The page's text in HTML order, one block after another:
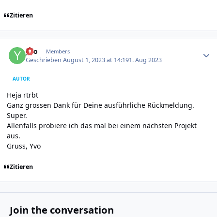
Zitieren
yvo Members
GeschriebenAugust 1, 2023 at 14:191. Aug 2023
AUTOR
Heja rtrbt
Ganz grossen Dank für Deine ausführliche Rückmeldung.
Super.
Allenfalls probiere ich das mal bei einem nächsten Projekt
aus.
Gruss, Yvo
Zitieren
Join the conversation